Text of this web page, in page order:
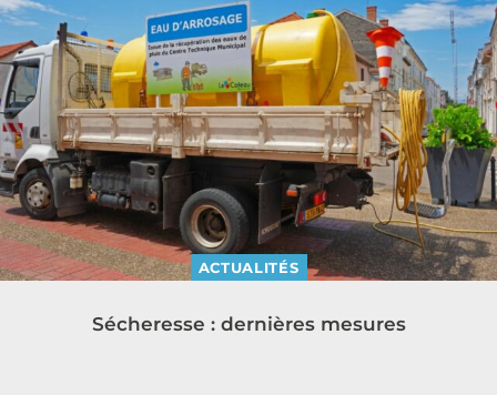
ACTUALITÉS
Sécheresse : dernières mesures